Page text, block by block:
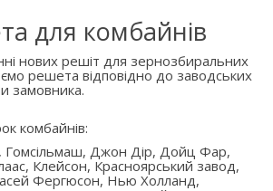
для комбайнів
нових решіт для зернозбиральних
решета відповідно до заводських
замовника.
комбайнів:
Гомсільмаш, Джон Дір, Дойц Фар,
Клейсон, Красноярський завод,
Фергюсон, Нью Холланд,